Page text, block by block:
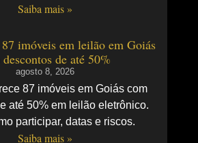
Saiba mais »
imóveis em leilão em Goiás
de até 50%
agosto 8, 2026
87 imóveis em Goiás com
até 50% em leilão eletrônico.
participar, datas e riscos.
Saiba mais »